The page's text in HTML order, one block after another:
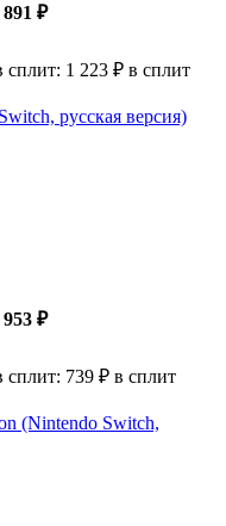
891 ₽
сплит: 1 223 ₽ в сплит
русская версия)
953 ₽
сплит: 739 ₽ в сплит
(Nintendo Switch,